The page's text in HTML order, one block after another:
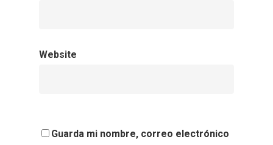
Website
Guarda mi nombre, correo electrónico